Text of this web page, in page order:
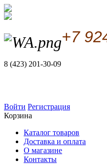
+7
8 (423) 201-30-09
Войти Регистрация
Корзина
Каталог товаров
Доставка и оплата
О магазине
Контакты